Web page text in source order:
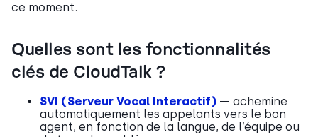
ce moment.
Quelles sont les fonctionnalités
clés de CloudTalk ?
SVI (Serveur Vocal Interactif) — achemine
automatiquement les appelants vers le bon
agent, en fonction de la langue, de l’équipe ou